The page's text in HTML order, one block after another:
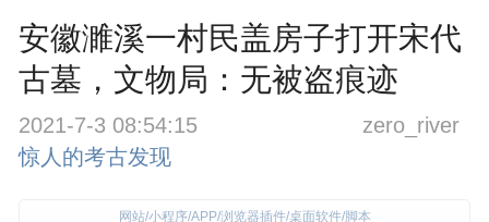
安徽濉溪一村民盖房子打开宋代
古墓，文物局：无被盗痕迹
2021-7-3 08:54:15
zero_river
惊人的考古发现
网站/小程序/APP/浏览器插件/桌面软件/脚本